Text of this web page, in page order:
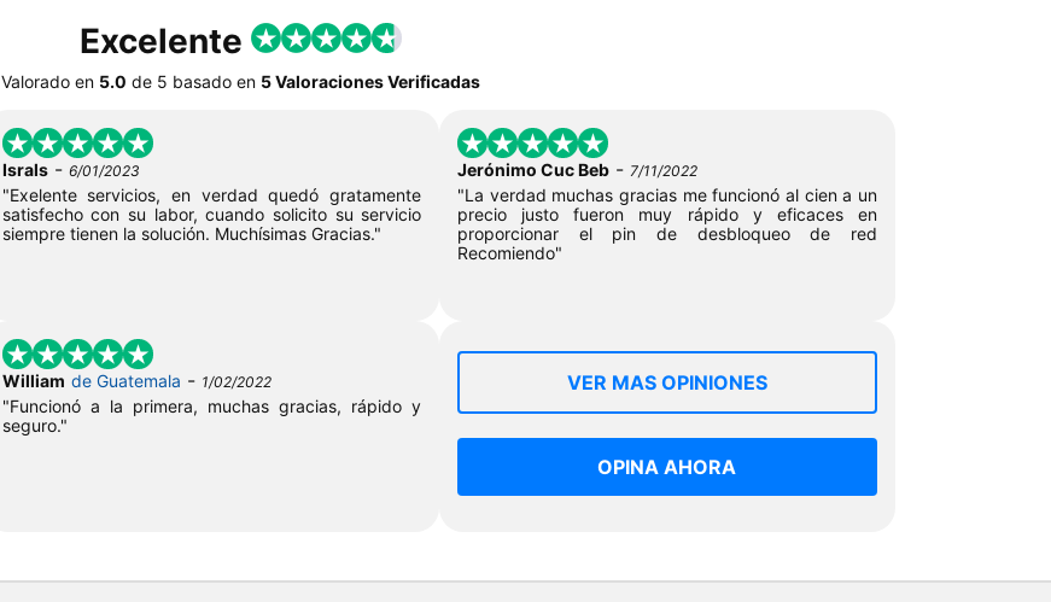
Excelente
Valorado en 5.0 de 5 basado en 5 Valoraciones Verificadas
Israls- 6/01/2023
"Exelente servicios, en verdad quedó gratamente
satisfecho con su labor, cuando solicito su servicio
siempre tienen la solución. Muchísimas Gracias."
Jerónimo Cuc Beb - 7/11/2022
"La verdad muchas gracias me funcionó al cien a un
precio justo fueron muy rápido y eficaces en
proporcionar el pin de desbloqueo de red
Recomiendo"
William de Guatemala - 1/02/2022
"Funcionó a la primera, muchas gracias, rápido y
seguro."
VER MAS OPINIONES
OPINA AHORA